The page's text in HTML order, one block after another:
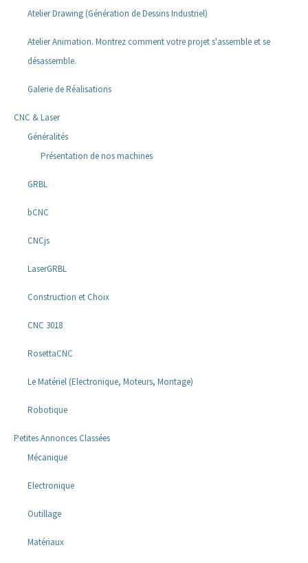
Atelier Drawing (Génération de Dessins Industriel)
Atelier Animation. Montrez comment votre projet s'assemble et se
désassemble.
Galerie de Réalisations
CNC & Laser
Généralités
Présentation de nos machines
GRBL
bCNC
CNCjs
LaserGRBL
Construction et Choix
CNC 3018
RosettaCNC
Le Matériel (Electronique, Moteurs, Montage)
Robotique
Petites Annonces Classées
Mécanique
Electronique
Outillage
Matériaux